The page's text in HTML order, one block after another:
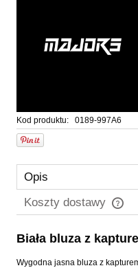
Kod produktu: 0189-997A6
Opis
Koszty dostawy
Cena nie zawiera
Biała bluza z
Wygodna jasna bluza z